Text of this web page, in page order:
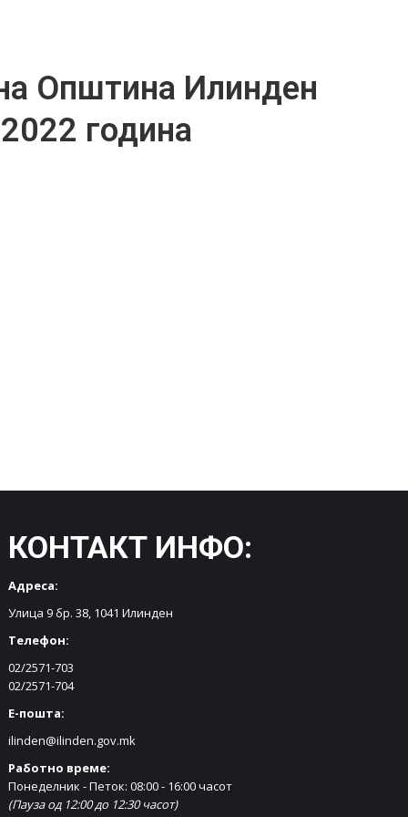
Општина Илинден
година
КОНТАКТ ИНФО:
Адреса:
Улица 9 бр. 38, 1041 Илинден
Телефон:
02/2571-703
02/2571-704
Е-пошта:
ilinden@ilinden.gov.mk
Работно време:
Понеделник - Петок: 08:00 - 16:00 часот
(Пауза од 12:00 до 12:30 часот)